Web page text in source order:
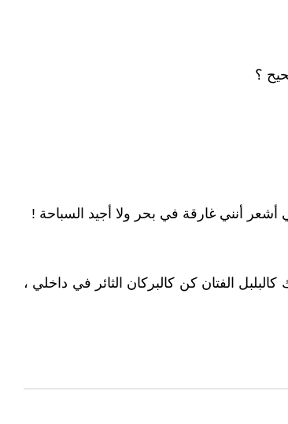
؟
أنني غارقة في بحر ولا أجيد السباحة !
الفتان كن كالبركان الثائر في داخلي ،